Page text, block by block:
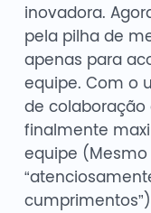
inovadora.
pela pilha de
apenas para
equipe. Com o
de
finalmente
equipe